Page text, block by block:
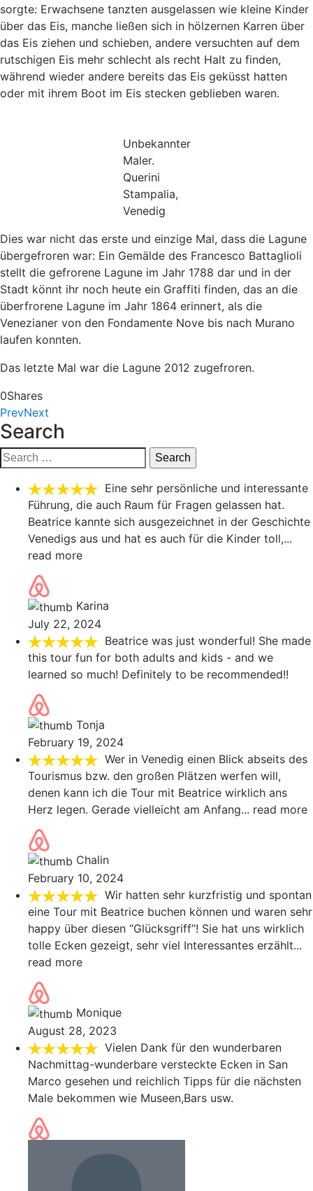
sorgte: Erwachsene tanzten ausgelassen wie kleine Kinder
über das Eis, manche ließen sich in hölzernen Karren über
das Eis ziehen und schieben, andere versuchten auf dem
rutschigen Eis mehr schlecht als recht Halt zu finden,
während wieder andere bereits das Eis geküsst hatten
oder mit ihrem Boot im Eis stecken geblieben waren.
Unbekannter
Maler.
Querini
Stampalia,
Venedig
Dies war nicht das erste und einzige Mal, dass die Lagune
übergefroren war: Ein Gemälde des Francesco Battaglioli
stellt die gefrorene Lagune im Jahr 1788 dar und in der
Stadt könnt ihr noch heute ein Graffiti finden, das an die
überfrorene Lagune im Jahr 1864 erinnert, als die
Venezianer von den Fondamente Nove bis nach Murano
laufen konnten.
Das letzte Mal war die Lagune 2012 zugefroren.
0Shares
PrevNext
Search
Search
for:
Eine sehr persönliche und interessante
Führung, die auch Raum für Fragen gelassen hat.
Beatrice kannte sich ausgezeichnet in der Geschichte
Venedigs aus und hat es auch für die Kinder toll,...
read more
Karina
July 22, 2024
Beatrice was just wonderful! She made
this tour fun for both adults and kids - and we
learned so much! Definitely to be recommended!!
Tonja
February 19, 2024
Wer in Venedig einen Blick abseits des
Tourismus bzw. den großen Plätzen werfen will,
denen kann ich die Tour mit Beatrice wirklich ans
Herz legen. Gerade vielleicht am Anfang... read more
Chalin
February 10, 2024
Wir hatten sehr kurzfristig und spontan
eine Tour mit Beatrice buchen können und waren sehr
happy über diesen “Glücksgriff”! Sie hat uns wirklich
tolle Ecken gezeigt, sehr viel Interessantes erzählt...
read more
Monique
August 28, 2023
Vielen Dank für den wunderbaren
Nachmittag-wunderbare versteckte Ecken in San
Marco gesehen und reichlich Tipps für die nächsten
Male bekommen wie Museen,Bars usw.